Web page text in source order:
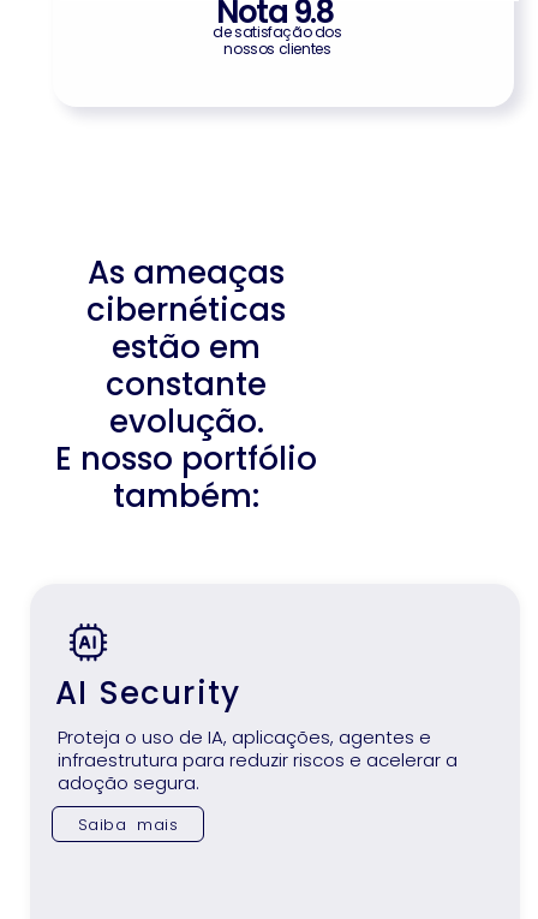
de satisfação dos
nossos clientes
Nota 9.8
As ameaças
cibernéticas
estão em
constante
evolução.
E nosso portfólio
também:
AI Security
Proteja o uso de IA, aplicações, agentes e
infraestrutura para reduzir riscos e acelerar a
adoção segura.
Saiba mais